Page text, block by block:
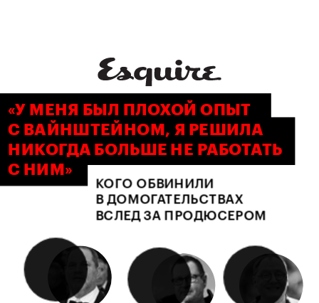
КОГО ОБВИНИЛИ
В ДОМОГАТЕЛЬСТВАХ
ВСЛЕД ЗА ПРОДЮСЕРОМ
«У МЕНЯ БЫЛ ПЛОХОЙ ОПЫТ
C ВАЙНШТЕЙНОМ, Я РЕШИЛА
НИКОГДА БОЛЬШЕ НЕ РАБОТАТЬ
С НИМ»